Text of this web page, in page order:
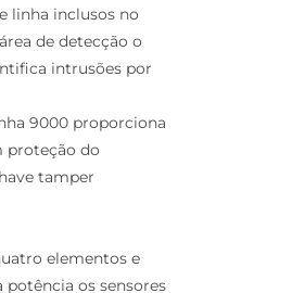
linha inclusos no
de detecção o
intrusões por
9000 proporciona
proteção do
tamper
elementos e
os sensores